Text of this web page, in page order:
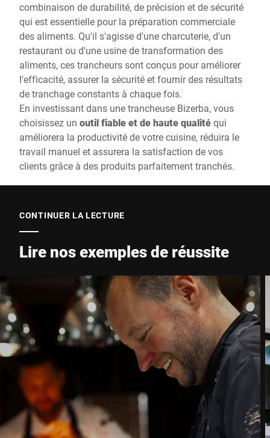
combinaison de durabilité, de précision et de sécurité
qui est essentielle pour la préparation commerciale
des aliments. Qu'il s'agisse d'une charcuterie, d'un
restaurant ou d'une usine de transformation des
aliments, ces trancheurs sont conçus pour améliorer
l'efficacité, assurer la sécurité et fournir des résultats
de tranchage constants à chaque fois.
En investissant dans une trancheuse Bizerba, vous
choisissez un outil fiable et de haute qualitéqui
améliorera la productivité de votre cuisine, réduira le
travail manuel et assurera la satisfaction de vos
clients grâce à des produits parfaitement tranchés.
CONTINUER LA LECTURE
Lire nos exemples de réussite